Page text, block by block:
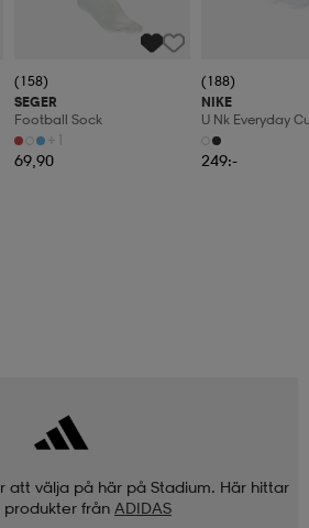
(158)
SEGER
Football Sock
+1
69,90
(188)
NIKE
U Nk Everyday
6pr-Bd
249:-
att välja på här på Stadium. Här hittar
produkter från ADIDAS